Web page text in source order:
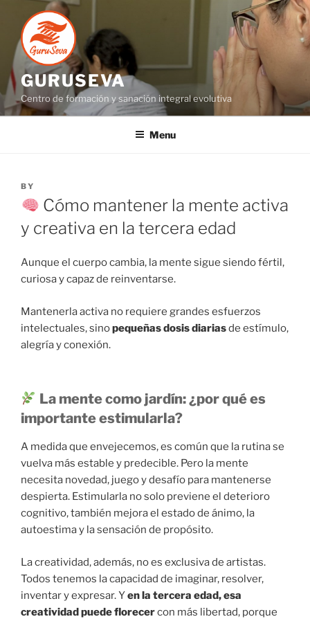
GURUSEVA
Centro de formación y sanación integral evolutiva
Menu
BY
Cómo mantener la mente activa
y creativa en la tercera edad
Aunque el cuerpo cambia, la mente sigue siendo fértil,
curiosa y capaz de reinventarse.
Mantenerla activa no requiere grandes esfuerzos
intelectuales, sinopequeñas dosis diariasde estímulo,
alegría y conexión.
La mente como jardín: ¿por qué es
importante estimularla?
A medida que envejecemos, es común que la rutina se
vuelva más estable y predecible. Pero la mente
necesita novedad, juego y desafío para mantenerse
despierta. Estimularla no solo previene el deterioro
cognitivo, también mejora el estado de ánimo, la
autoestima y la sensación de propósito.
La creatividad, además, no es exclusiva de artistas.
Todos tenemos la capacidad de imaginar, resolver,
inventar y expresar. Yen la tercera edad, esa
creatividad puede florecercon más libertad, porque